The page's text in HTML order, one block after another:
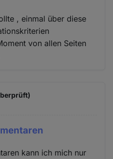
, einmal über diese
von allen Seiten
kann ich mich nur